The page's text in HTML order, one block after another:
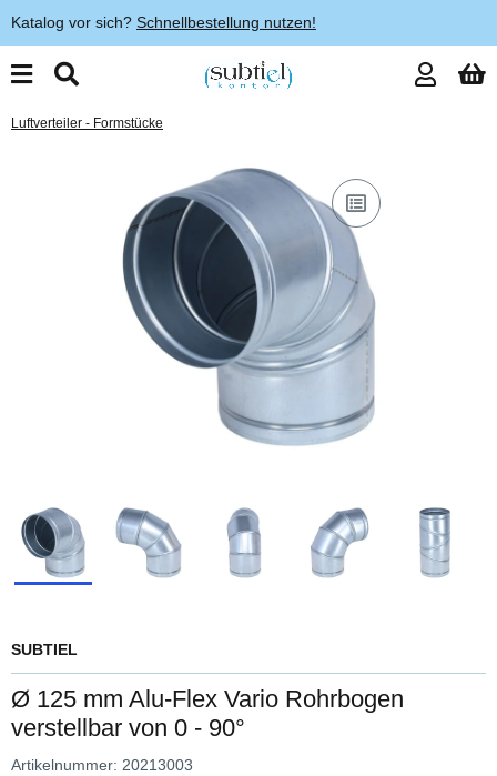
Katalog vor sich? Schnellbestellung nutzen!
Luftverteiler - Formstücke
SUBTIEL
Ø 125 mm Alu-Flex Vario Rohrbogen
verstellbar von 0 - 90°
Artikelnummer: 20213003